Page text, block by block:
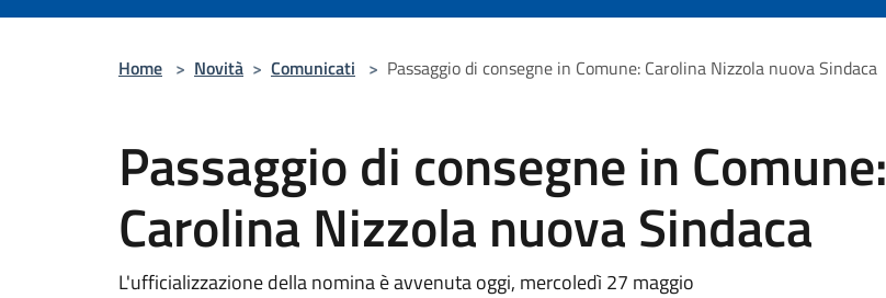
Home > Novità > Comunicati > Passaggio di consegne in Comune: Carolina Nizzola nuova Sindaca
Passaggio di consegne in Comune:
Carolina Nizzola nuova Sindaca
L'ufficializzazione della nomina è avvenuta oggi, mercoledì 27 maggio